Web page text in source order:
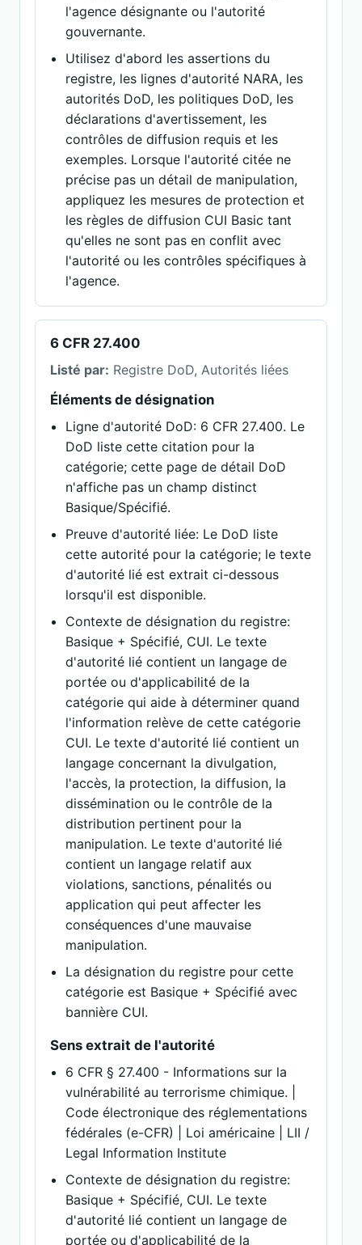
l'agence désignante ou l'autorité
gouvernante.
Utilisez d'abord les assertions du
registre, les lignes d'autorité NARA, les
autorités DoD, les politiques DoD, les
déclarations d'avertissement, les
contrôles de diffusion requis et les
exemples. Lorsque l'autorité citée ne
précise pas un détail de manipulation,
appliquez les mesures de protection et
les règles de diffusion CUI Basic tant
qu'elles ne sont pas en conflit avec
l'autorité ou les contrôles spécifiques à
l'agence.
6 CFR 27.400
Listé par: Registre DoD, Autorités liées
Éléments de désignation
Ligne d'autorité DoD: 6 CFR 27.400. Le
DoD liste cette citation pour la
catégorie; cette page de détail DoD
n'affiche pas un champ distinct
Basique/Spécifié.
Preuve d'autorité liée: Le DoD liste
cette autorité pour la catégorie; le texte
d'autorité lié est extrait ci-dessous
lorsqu'il est disponible.
Contexte de désignation du registre:
Basique + Spécifié, CUI. Le texte
d'autorité lié contient un langage de
portée ou d'applicabilité de la
catégorie qui aide à déterminer quand
l'information relève de cette catégorie
CUI. Le texte d'autorité lié contient un
langage concernant la divulgation,
l'accès, la protection, la diffusion, la
dissémination ou le contrôle de la
distribution pertinent pour la
manipulation. Le texte d'autorité lié
contient un langage relatif aux
violations, sanctions, pénalités ou
application qui peut affecter les
conséquences d'une mauvaise
manipulation.
La désignation du registre pour cette
catégorie est Basique + Spécifié avec
bannière CUI.
Sens extrait de l'autorité
6 CFR § 27.400 - Informations sur la
vulnérabilité au terrorisme chimique. |
Code électronique des réglementations
fédérales (e-CFR) | Loi américaine | LII /
Legal Information Institute
Contexte de désignation du registre:
Basique + Spécifié, CUI. Le texte
d'autorité lié contient un langage de
portée ou d'applicabilité de la